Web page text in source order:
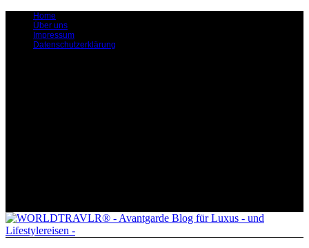
Home
Über uns
Impressum
Datenschutzerklärung